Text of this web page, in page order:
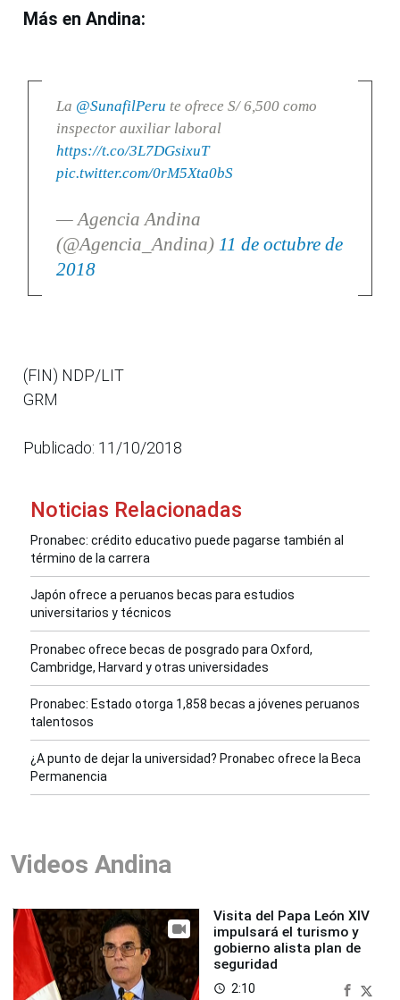
Más en Andina:
La @SunafilPeru te ofrece S/ 6,500 como
inspector auxiliar laboral
https://t.co/3L7DGsixuT
pic.twitter.com/0rM5Xta0bS
— Agencia Andina
(@Agencia_Andina) 11 de octubre de
2018
(FIN) NDP/LIT
GRM
Publicado: 11/10/2018
Noticias Relacionadas
Pronabec: crédito educativo puede pagarse también al
término de la carrera
Japón ofrece a peruanos becas para estudios
universitarios y técnicos
Pronabec ofrece becas de posgrado para Oxford,
Cambridge, Harvard y otras universidades
Pronabec: Estado otorga 1,858 becas a jóvenes peruanos
talentosos
¿A punto de dejar la universidad? Pronabec ofrece la Beca
Permanencia
Videos Andina
Visita del Papa León XIV
impulsará el turismo y
gobierno alista plan de
seguridad
access_time 2:10